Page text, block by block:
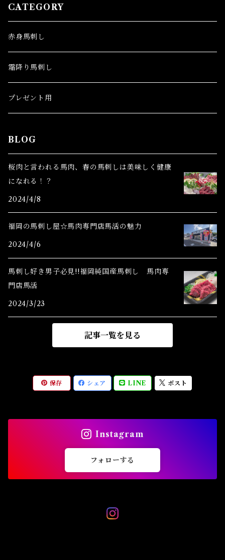
CATEGORY
赤身馬刺し
霜降り馬刺し
プレゼント用
BLOG
桜肉と言われる馬肉、春の馬刺しは美味しく健康
になれる！？
2024/4/8
福岡の馬刺し屋☆馬肉専門店馬活の魅力
2024/4/6
馬刺し好き男子必見!!福岡純国産馬刺し 馬肉専
門店馬活
2024/3/23
記事一覧を見る
保存 シェア LINE ポスト
Instagram
フォローする